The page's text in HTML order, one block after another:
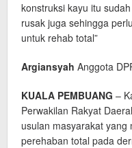
konstruksi kayu itu
rusak juga sehingga
untuk rehab total”
Argiansyah Anggota
KUALA PEMBUANG –
Perwakilan Rakyat
usulan masyarakat yang
perehaban total pada